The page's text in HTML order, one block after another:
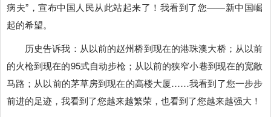
病夫”，宣布中国人民从此站起来了！我看到了您——新中国崛
起的希望。
历史告诉我：从以前的赵州桥到现在的港珠澳大桥；从以前
的火枪到现在的95式自动步枪；从以前的狭窄小巷到现在的宽敞
马路；从以前的茅草房到现在的高楼大厦……我看到了您一步步
前进的足迹，我看到了您越来越繁荣，也看到了您越来越强大！